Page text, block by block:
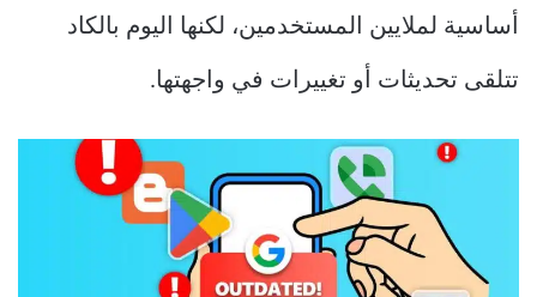
أساسية لملايين المستخدمين، لكنها اليوم بالكاد
تتلقى تحديثات أو تغييرات في واجهتها.